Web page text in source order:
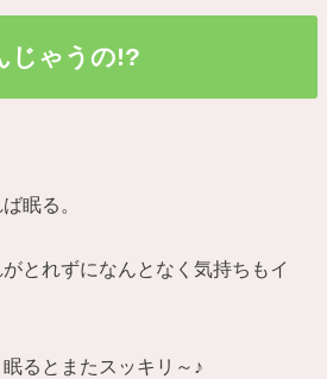
じゃうの!?
眠る。
とれずになんとなく気持ちもイ
るとまたスッキリ～♪